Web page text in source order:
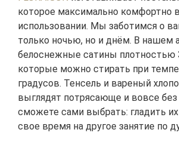
которое максимально комфортно в
использовании. Мы заботимся о
только ночью, но и днём. В нашем
белоснежные сатины
которые можно стирать при
градусов. Тенсель и вареный
выглядят потрясающе и вовсе
сможете сами выбрать: гладить
свое время на другое занятие по